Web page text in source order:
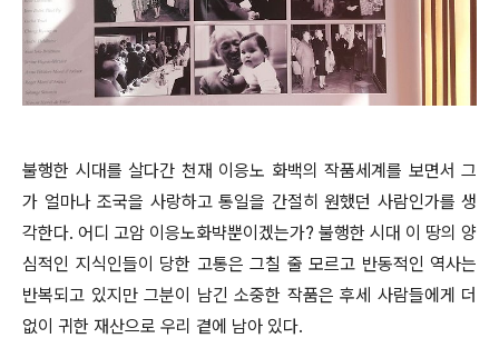
불행한 시대를 살다간 천재 이응노 화백의 작품세계를 보면서 그
가 얼마나 조국을 사랑하고 통일을 간절히 원했던 사람인가를 생
각한다. 어디 고암 이응노화뱍뿐이겠는가? 불행한 시대 이 땅의 양
심적인 지식인들이 당한 고통은 그칠 줄 모르고 반동적인 역사는
반복되고 있지만 그분이 남긴 소중한 작품은 후세 사람들에게 더
없이 귀한 재산으로 우리 곁에 남아 있다.